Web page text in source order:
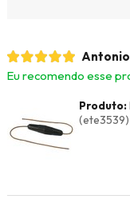
Antonio
Eu recomendo esse
Produto:
(ete3539)